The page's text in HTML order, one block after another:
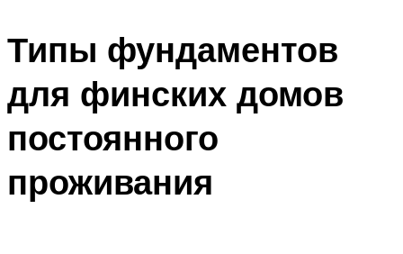
Типы фундаментов
для финских домов
постоянного
проживания